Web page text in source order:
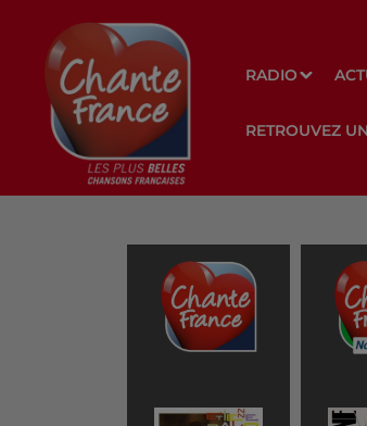
RADIO
RETROUVEZ